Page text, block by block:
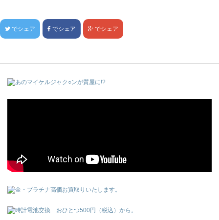
でシェア でシェア でシェア